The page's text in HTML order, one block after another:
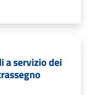
a servizio dei